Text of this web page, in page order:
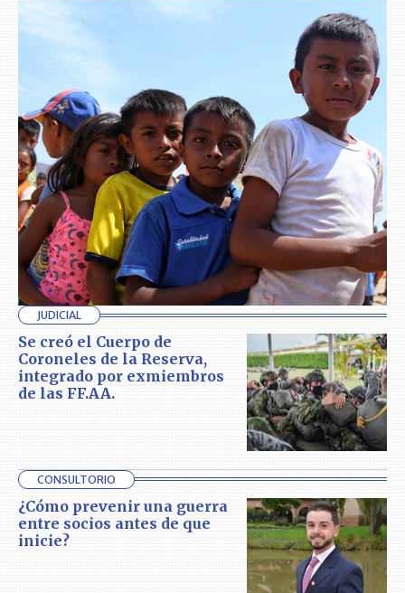
JUDICIAL
Se creó el Cuerpo de
Coroneles de la Reserva,
integrado por exmiembros
de las FF.AA.
CONSULTORIO
¿Cómo prevenir una guerra
entre socios antes de que
inicie?